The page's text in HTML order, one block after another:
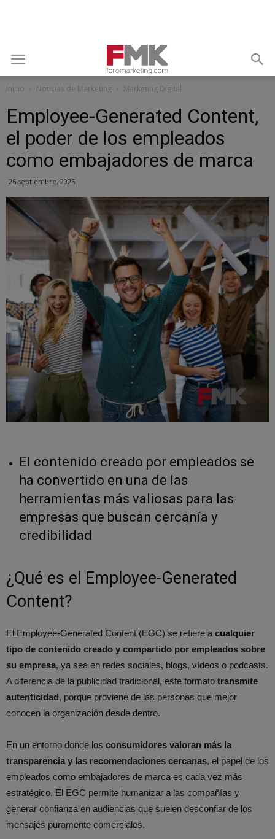
Inicio Noticias de Marketing Marketing Digital
Employee-Generated Content,
el poder de los empleados
como embajadores de marca
26 septiembre, 2025
El contenido creado por empleados se
ha convertido en una de las
herramientas más valiosas para las
empresas que buscan cercanía y
credibilidad
¿Qué es el Employee-Generated
Content?
El Employee-Generated Content (EGC) se refiere a cualquier
tipo de contenido creado y compartido por empleados sobre
su empresa, ya sea en redes sociales, blogs, vídeos o podcasts.
A diferencia de la publicidad tradicional, este formato transmite
autenticidad, porque proviene de las personas que mejor
conocen la organización desde dentro.
En un entorno donde los consumidores valoran más la
transparencia y las recomendaciones cercanas, el papel de los
empleados como embajadores de marca es cada vez más
estratégico. El EGC permite humanizar a las compañías y
generar confianza en audiencias que suelen desconfiar de los
mensajes puramente comerciales.